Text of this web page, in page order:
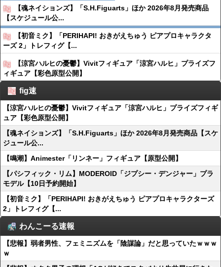
【魂ネイションズ】「S.H.Figuarts」ほか 2026年8月発売商品
【スケジュール公...
【初音ミク】「PERIHAPI! おきがえちゅう ピアプロキャラクタ
ーズ 2」トレフィグ【...
【涼宮ハルヒの憂鬱】Vivitフィギュア「涼宮ハルヒ」プライズフ
ィギュア【彩色原型公開】
fig速
【涼宮ハルヒの憂鬱】Vivitフィギュア「涼宮ハルヒ」プライズフィギ
ュア【彩色原型公開】
【魂ネイションズ】「S.H.Figuarts」ほか 2026年8月発売商品【スケ
ジュール公...
【鳴潮】Animester「リンネー」フィギュア【原型公開】
【パシフィック・リム】MODEROID「ジプシー・デンジャー」プラ
モデル【10日予約開始】
【初音ミク】「PERIHAPI! おきがえちゅう ピアプロキャラクターズ
2」トレフィグ【...
わんこーる速報
【悲報】弱者男性、フェミニズムを「陰謀論」だと思っていたｗｗｗ
ｗ